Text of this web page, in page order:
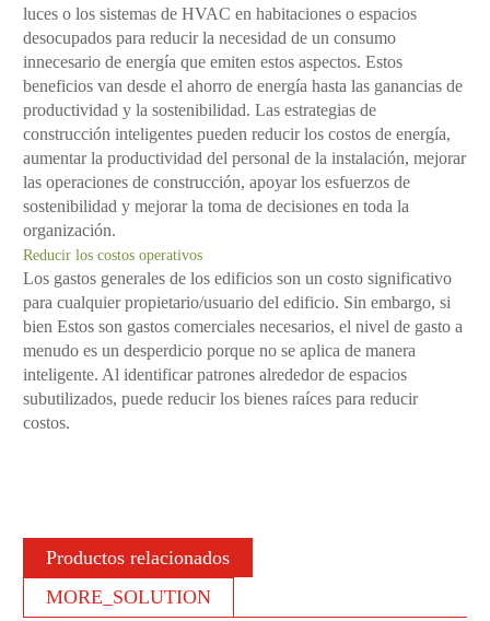
luces o los sistemas de HVAC en habitaciones o espacios
desocupados para reducir la necesidad de un consumo
innecesario de energía que emiten estos aspectos. Estos
beneficios van desde el ahorro de energía hasta las ganancias de
productividad y la sostenibilidad. Las estrategias de
construcción inteligentes pueden reducir los costos de energía,
aumentar la productividad del personal de la instalación, mejorar
las operaciones de construcción, apoyar los esfuerzos de
sostenibilidad y mejorar la toma de decisiones en toda la
organización.
Reducir los costos operativos
Los gastos generales de los edificios son un costo significativo
para cualquier propietario/usuario del edificio. Sin embargo, si
bien Estos son gastos comerciales necesarios, el nivel de gasto a
menudo es un desperdicio porque no se aplica de manera
inteligente. Al identificar patrones alrededor de espacios
subutilizados, puede reducir los bienes raíces para reducir
costos.
Productos relacionados
MORE_SOLUTION